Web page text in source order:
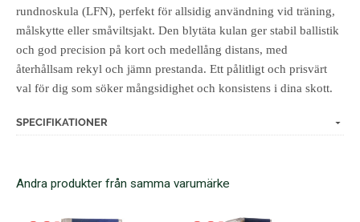
rundnoskula (LFN), perfekt för allsidig användning vid träning,
målskytte eller småviltsjakt. Den blytäta kulan ger stabil ballistik
och god precision på kort och medellång distans, med
återhållsam rekyl och jämn prestanda. Ett pålitligt och prisvärt
val för dig som söker mångsidighet och konsistens i dina skott.
SPECIFIKATIONER
Andra produkter från samma varumärke